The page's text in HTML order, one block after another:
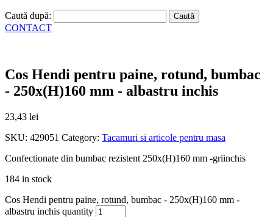
Caută după:
CONTACT
Cos Hendi pentru paine, rotund, bumbac
- 250x(H)160 mm - albastru inchis
23,43 lei
SKU: 429051 Category: Tacamuri si articole pentru masa
Confectionate din bumbac rezistent 250x(H)160 mm -griinchis
184 in stock
Cos Hendi pentru paine, rotund, bumbac - 250x(H)160 mm -
albastru inchis quantity